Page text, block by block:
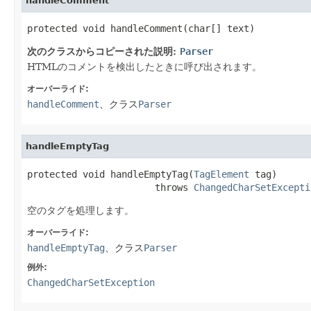
protected void handleComment(char[] text)
次のクラスからコピーされた説明: Parser
HTMLのコメントを検出したときに呼び出されます。
オーバーライド:
handleComment 、クラスParser
handleEmptyTag
protected void handleEmptyTag(TagElement tag)
                       throws
空のタグを処理します。
オーバーライド:
handleEmptyTag 、クラスParser
例外:
ChangedCharSetException